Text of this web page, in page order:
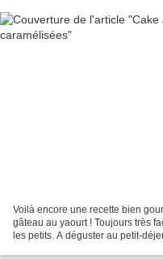
Voilà encore une recette bien
gâteau au yaourt ! Toujours très
les petits. A déguster au petit-